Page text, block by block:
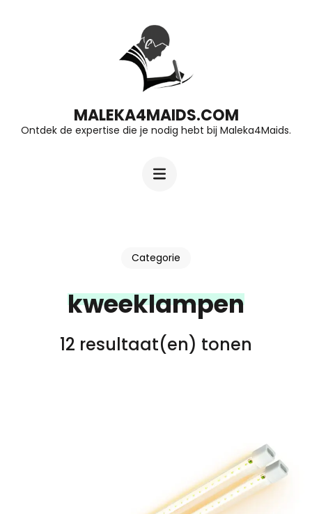
Enter)
MALEKA4MAIDS.COM
Ontdek de expertise die je nodig hebt bij Maleka4Maids.
Categorie
kweeklampen
12 resultaat(en) tonen